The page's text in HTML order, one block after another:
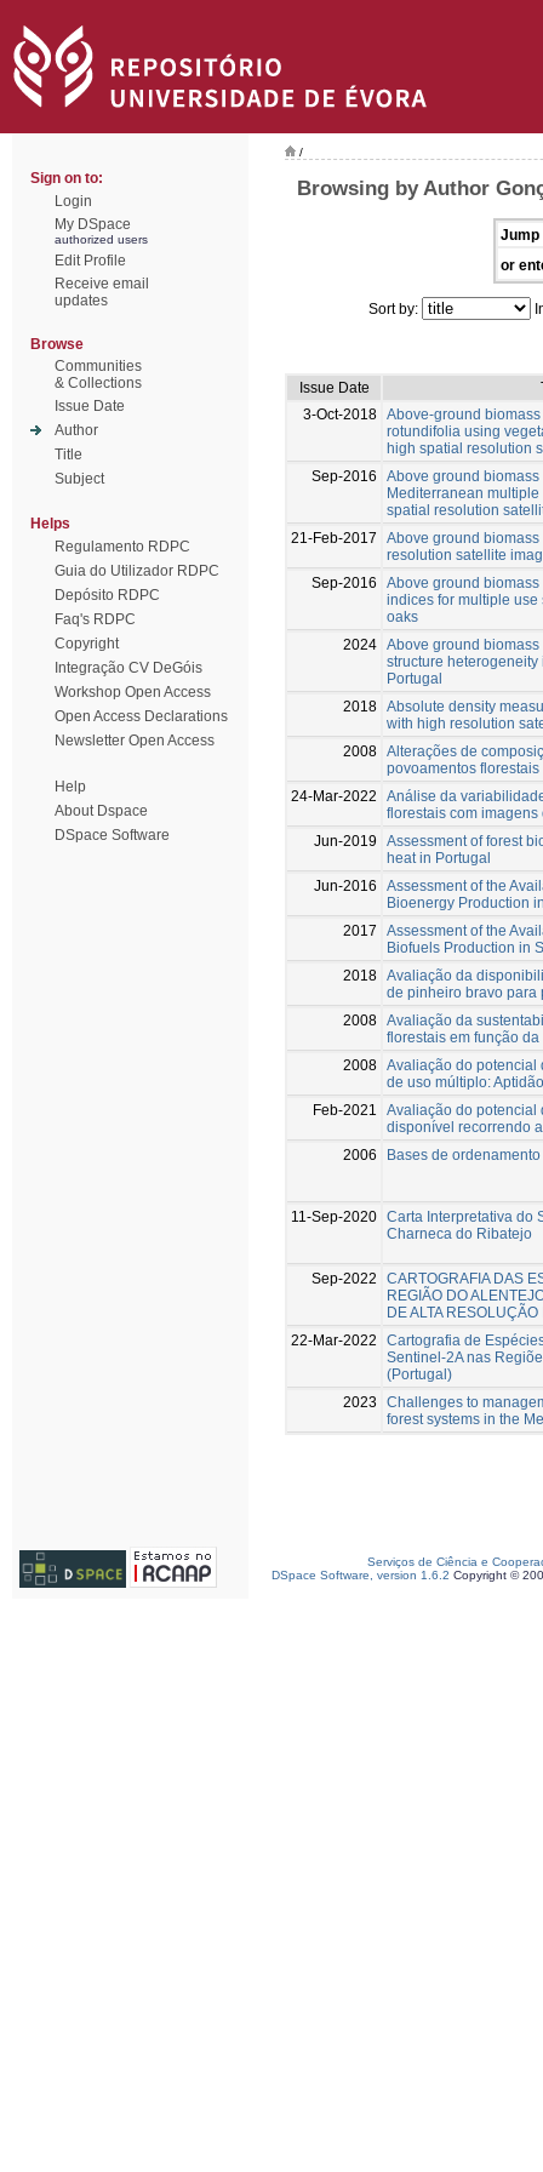
Sign on to:
Login
My DSpace
authorized users
Edit Profile
Receive email
updates
Browse
Communities
& Collections
Issue Date
Author
Title
Subject
Helps
Regulamento RDPC
Guia do Utilizador RDPC
Depósito RDPC
Faq's RDPC
Copyright
Integração CV DeGóis
Workshop Open Access
Open Access Declarations
Newsletter Open Access
Help
About Dspace
DSpace Software
/
Browsing by Author
Jump
or
Sort by:
Issue Date
3-Oct-2018 Above-ground
rotundifolia using
high spatial resolution
Sep-2016
Above ground
Mediterranean
spatial resolution
21-Feb-2017
Above ground
resolution satellite
Sep-2016
Above ground
indices for multiple use
oaks
2024 Above ground
structure
Portugal
2018 Absolute density
with high resolution
2008 Alterações de
povoamentos florestais
24-Mar-2022
Análise da
florestais com imagens
Jun-2019
Assessment of forest
heat in Portugal
Jun-2016
Assessment of the
Bioenergy Production
2017
Assessment of the
Biofuels Production in
2018 Avaliação da
de pinheiro bravo para
2008 Avaliação da
florestais em função
2008 Avaliação do potencial
de uso múltiplo:
Feb-2021
Avaliação do potencial
disponível recorrendo
2006
Bases de
11-Sep-2020 Carta Interpretativa do
Charneca do Ribatejo
Sep-2022
CARTOGRAFIA DAS
REGIÃO DO
DE ALTA
22-Mar-2022
Cartografia de
Sentinel-2A nas
(Portugal)
2023
Challenges to
forest systems in the
Serviços de Ciência e
DSpace Software, version 1.6.2 Copyright ©